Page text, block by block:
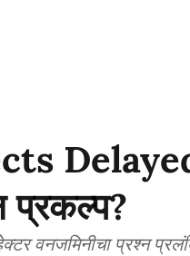
प्रकल्प?
वनजमिनीचा प्रश्न